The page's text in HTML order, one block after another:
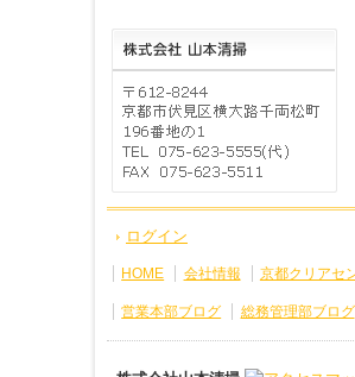
ログイン
HOME 会社情報 京都クリアセ
営業本部ブログ 総務管理部ブログ